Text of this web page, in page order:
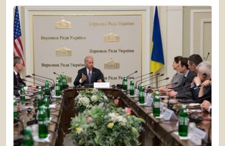
действительно стояла на страже интересов
простого, трудового народа.